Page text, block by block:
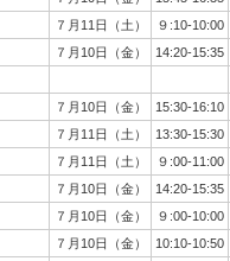
７月11日（土） ９:10-10:00
７月10日（金） 14:20-15:35
７月10日（金） 15:30-16:10
７月11日（土） 13:30-15:30
７月11日（土） ９:00-11:00
７月10日（金） 14:20-15:35
７月10日（金） ９:00-10:00
７月10日（金） 10:10-10:50